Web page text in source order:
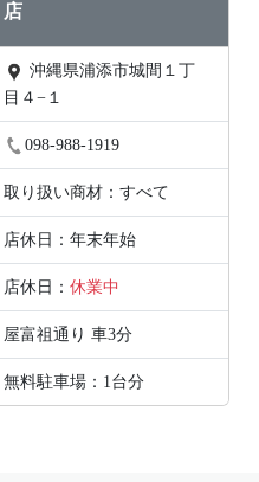
店
沖縄県浦添市城間１丁
目４−１
098-988-1919
取り扱い商材：すべて
店休日：年末年始
店休日：休業中
屋富祖通り 車3分
無料駐車場：1台分